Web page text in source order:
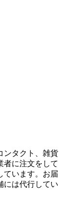
ンタクト、雑貨
者に注文をして
ています。お届
には代行してい